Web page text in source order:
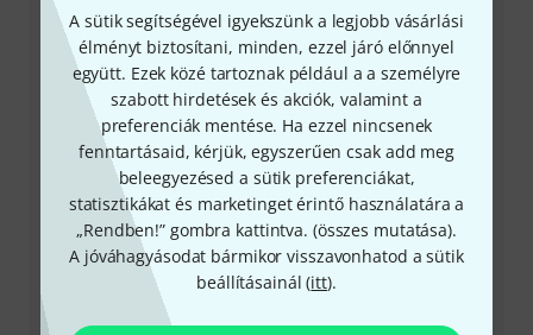
A sütik segítségével igyekszünk a legjobb vásárlási
élményt biztosítani, minden, ezzel járó előnnyel
együtt. Ezek közé tartoznak például a a személyre
szabott hirdetések és akciók, valamint a
preferenciák mentése. Ha ezzel nincsenek
fenntartásaid, kérjük, egyszerűen csak add meg
beleegyezésed a sütik preferenciákat,
statisztikákat és marketinget érintő használatára a
„Rendben!” gombra kattintva. (összes mutatása).
A jóváhagyásodat bármikor visszavonhatod a sütik
beállításainál (itt).
+49-9546-9223-531
Ügyfélszolgálatunk minden kérdés és észrevétel esetén
örömmel áll rendelkezésedre
Készítsd elő ügyfélszámodat
Nyitvatartási idő (CEST - Közép-európai
nyári időszámítás)
Visszahívást kérek